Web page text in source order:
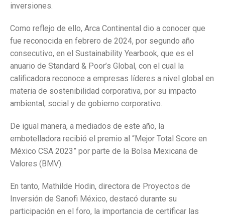
inversiones.
Como reflejo de ello, Arca Continental dio a conocer que
fue reconocida en febrero de 2024, por segundo año
consecutivo, en el Sustainability Yearbook, que es el
anuario de Standard & Poor’s Global, con el cual la
calificadora reconoce a empresas líderes a nivel global en
materia de sostenibilidad corporativa, por su impacto
ambiental, social y de gobierno corporativo.
De igual manera, a mediados de este año, la
embotelladora recibió el premio al “Mejor Total Score en
México CSA 2023” por parte de la Bolsa Mexicana de
Valores (BMV).
En tanto, Mathilde Hodin, directora de Proyectos de
Inversión de Sanofi México, destacó durante su
participación en el foro, la importancia de certificar las